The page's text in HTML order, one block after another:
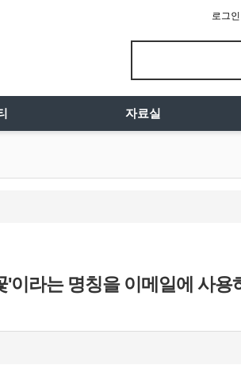
로그인
자료실
이라는 명칭을 이메일에 사용